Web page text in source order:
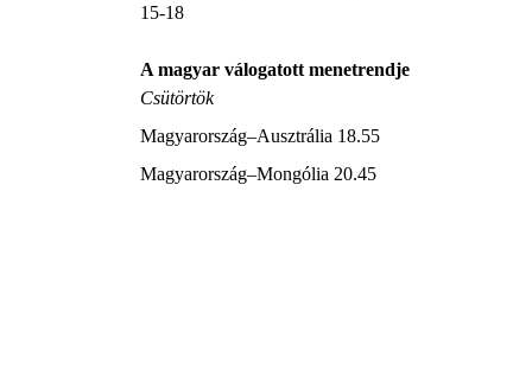
15-18
A magyar válogatott menetrendje
Csütörtök
Magyarország–Ausztrália 18.55
Magyarország–Mongólia 20.45